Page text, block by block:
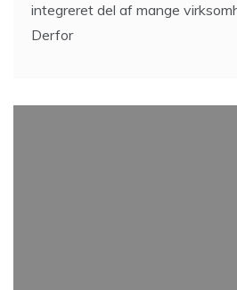
integreret del af mange
Derfor